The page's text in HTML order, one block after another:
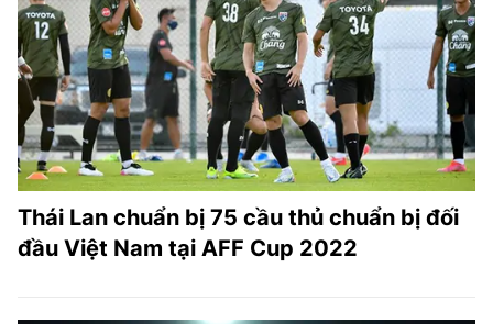
Thái Lan chuẩn bị 75 cầu thủ chuẩn bị đối
đầu Việt Nam tại AFF Cup 2022